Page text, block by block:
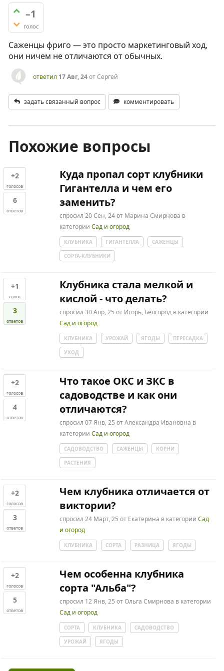
–1
голос
Саженцы фриго — это просто маркетинговый ход,
они ничем не отличаются от обычных.
ответил 17 Авг, 24отСергей
задать связанный вопрос комментировать
Похожие вопросы
+2
голосов
6
ответов
Куда пропал сорт клубники
Гигантелла и чем его
заменить?
спросил 20 Сен, 24 от Марина Смирнова в
категории Сад и огород
КЛУБНИКА ГИГАНТЕЛЛА
САЖЕНЦЫ
СОРТА-КЛУБНИКИ
+1
голос
3
ответов
Клубника стала мелкой и
кислой - что делать?
спросил 30 Апр, 25 от Игорь, Белгород в категории
Сад и огород
КЛУБНИКА УРОЖАЙ ЯГОДЫ
ПЕРЕСАДКА
УХОД
+2
голосов
4
ответов
Что такое ОКС и ЗКС в
садоводстве и как они
отличаются?
спросил 07 Янв, 25 отАлександра Ивановна в
категории Сад и огород
САДОВОДСТВО САЖЕНЦЫ
КОРНИ
РАСТЕНИЯ
+2
голосов
3
ответов
Чем клубника отличается от
виктории?
спросил 24 Март, 25 от Екатерина в категории Сад
и огород
КЛУБНИКА СОРТА РАЗНИЦА ЯГОДЫ
+2
голосов
5
ответов
Чем особенна клубника
сорта "Альба"?
спросил 12 Янв, 25 отОльга Смирнова в категории
Сад и огород
СОРТА КЛУБНИКА
САДОВОДСТВО
УРОЖАЙ
ЯГОДЫ